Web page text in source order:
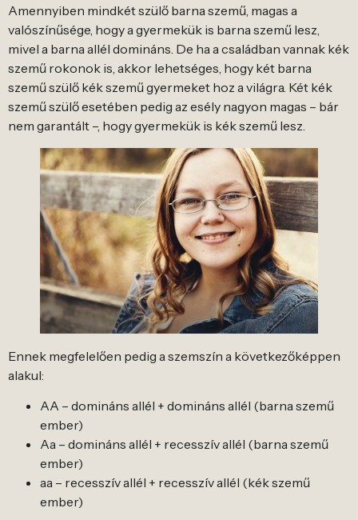
Amennyiben mindkét szülő barna szemű, magas a
valószínűsége, hogy a gyermekük is barna szemű lesz,
mivel a barna allél domináns. De ha a családban vannak kék
szemű rokonok is, akkor lehetséges, hogy két barna
szemű szülő kék szemű gyermeket hoz a világra. Két kék
szemű szülő esetében pedig az esély nagyon magas – bár
nem garantált –, hogy gyermekük is kék szemű lesz.
Ennek megfelelően pedig a szemszín a következőképpen
alakul:
AA – domináns allél + domináns allél (barna szemű
ember)
Aa – domináns allél + recesszív allél (barna szemű
ember)
aa – recesszív allél + recesszív allél (kék szemű
ember)